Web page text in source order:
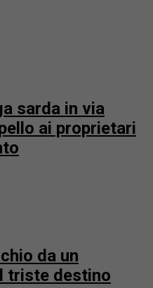
sarda in via
ai proprietari
da un
triste destino